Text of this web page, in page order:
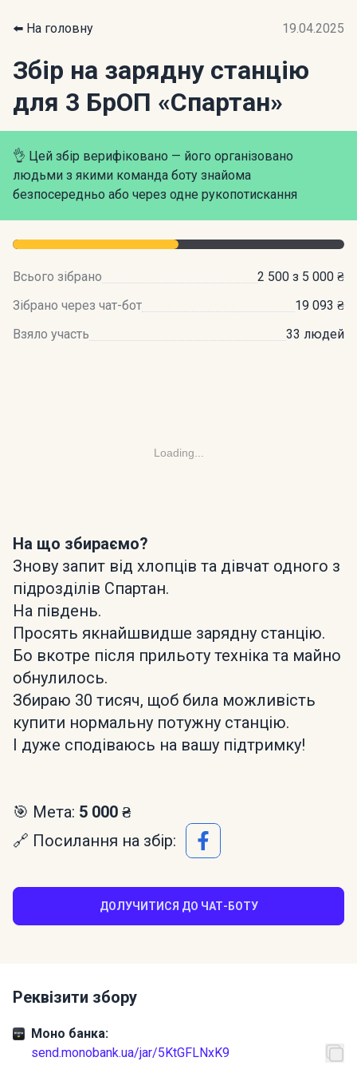
⬅️ На головну 19.04.2025
Збір на зарядну станцію
для 3 БрОП «Спартан»
👌 Цей збір верифіковано — його організовано
людьми з якими команда боту знайома
безпосередньо або через одне рукопотискання
Всього зібрано
2 500 з 5 000 ₴
Зібрано через чат-бот
19 093 ₴
Взяло участь
33 людей
Loading...
На що збираємо?
Знову запит від хлопців та дівчат одного з
підрозділів Спартан.
На південь.
Просять якнайшвидше зарядну станцію.
Бо вкотре після прильоту техніка та майно
обнулилось.
Збираю 30 тисяч, щоб била можливість
купити нормальну потужну станцію.
І дуже сподіваюсь на вашу підтримку!
🎯 Мета: 5 000 ₴
🔗 Посилання на збір:
ДОЛУЧИТИСЯ ДО ЧАТ-БОТУ
Реквізити збору
Моно банка:
send.monobank.ua/jar/5KtGFLNxK9